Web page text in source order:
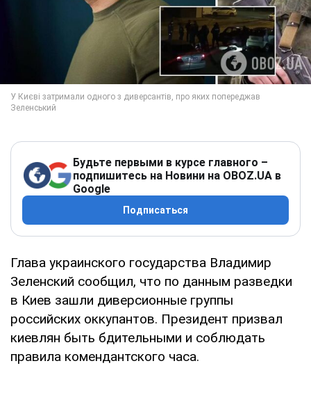
Будьте первыми в курсе главного –
подпишитесь на Новини на OBOZ.UA в
Google
Подписаться
Глава украинского государства Владимир
Зеленский сообщил, что по данным разведки
в Киев зашли диверсионные группы
российских оккупантов. Президент призвал
киевлян быть бдительными и соблюдать
правила комендантского часа.